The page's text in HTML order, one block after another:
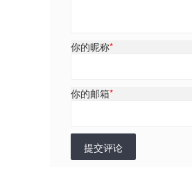
你的昵称*
你的邮箱*
提交评论